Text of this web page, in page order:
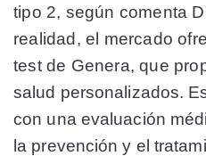
tipo 2, según comenta
realidad, el mercado
test de Genera, que
salud personalizados.
con una evaluación
la prevención y el